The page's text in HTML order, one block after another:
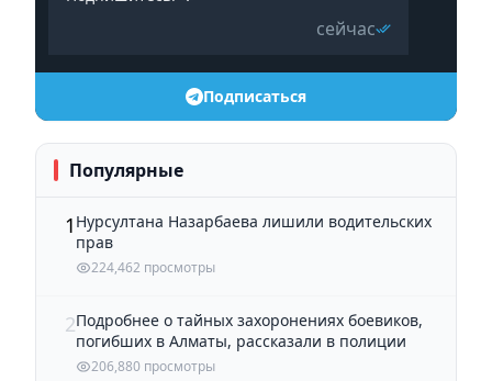
сейчас
Подписаться
Популярные
1 Нурсултана Назарбаева лишили водительских
прав
224,462 просмотры
2Подробнее о тайных захоронениях боевиков,
погибших в Алматы, рассказали в полиции
206,880 просмотры